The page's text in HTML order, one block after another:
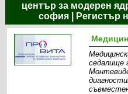
център за модерен
софия | Регистър
седалище